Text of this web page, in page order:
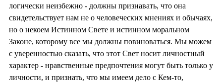
логически неизбежно - должны признавать, что она
свидетельствует нам не о человеческих мнениях и обычаях,
но о некоем Истинном Свете и истинном моральном
Законе, которому все мы должны повиноваться. Мы можем
с уверенностью сказать, что этот Свет носит личностный
характер - нравственные предпочтения могут быть только у
личности, и признать, что мы имеем дело с Кем-то,